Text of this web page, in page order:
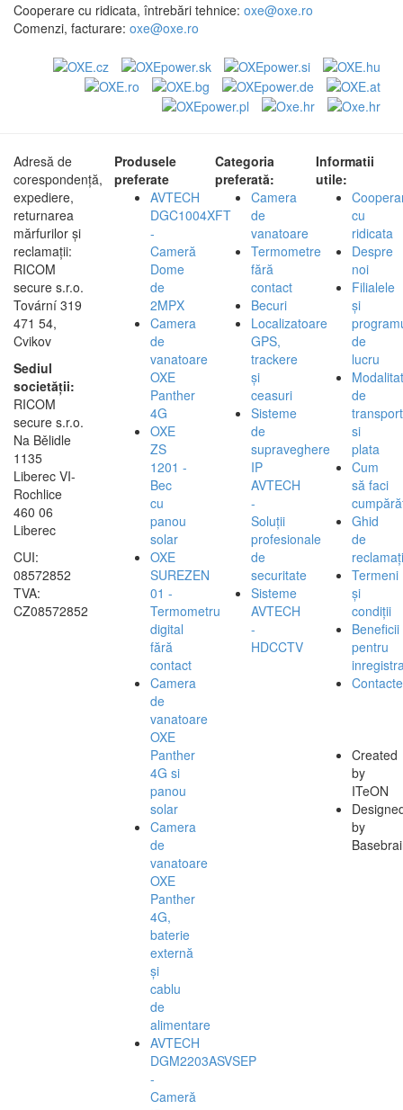
Cooperare cu ridicata, întrebări tehnice: oxe@oxe.ro
Comenzi, facturare: oxe@oxe.ro
Adresă de
corespondență,
expediere,
returnarea
mărfurilor și
reclamații:
RICOM
secure s.r.o.
Tovární 319
471 54,
Cvikov
Sediul
societății:
RICOM
secure s.r.o.
Na Bělidle
1135
Liberec VI-
Rochlice
460 06
Liberec
CUI:
08572852
TVA:
CZ08572852
Produsele
preferate
AVTECH
DGC1004XFT
-
Cameră
Dome
de
2MPX
Camera
de
vanatoare
OXE
Panther
4G
OXE
ZS
1201 -
Bec
cu
panou
solar
OXE
SUREZEN
01 -
Termometru
digital
fără
contact
Camera
de
vanatoare
OXE
Panther
4G si
panou
solar
Camera
de
vanatoare
OXE
Panther
4G,
baterie
externă
și
cablu
de
alimentare
AVTECH
DGM2203ASVSEP
-
Cameră
Categoria
preferată:
Camera
de
vanatoare
Termometre
fără
contact
Becuri
Localizatoare
GPS,
trackere
și
ceasuri
Sisteme
de
supraveghere
IP
AVTECH
-
Soluții
profesionale
de
securitate
Sisteme
AVTECH
-
HDCCTV
Informatii
utile:
cu
ridicata
Despre
noi
Filialele
și
de
lucru
de
transport
si
plata
Cum
să faci
Ghid
de
Termeni
și
condiții
Beneficii
pentru
Contacte
Created
by
ITeON
by